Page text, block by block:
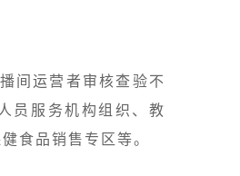
间运营者审核查验不
员服务机构组织、教
食品销售专区等。